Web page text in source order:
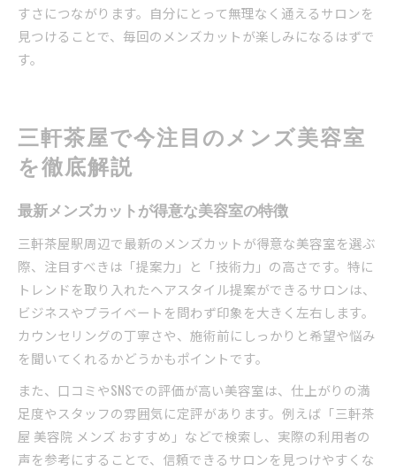
すさにつながります。自分にとって無理なく通えるサロンを
見つけることで、毎回のメンズカットが楽しみになるはずで
す。
三軒茶屋で今注目のメンズ美容室
を徹底解説
最新メンズカットが得意な美容室の特徴
三軒茶屋駅周辺で最新のメンズカットが得意な美容室を選ぶ
際、注目すべきは「提案力」と「技術力」の高さです。特に
トレンドを取り入れたヘアスタイル提案ができるサロンは、
ビジネスやプライベートを問わず印象を大きく左右します。
カウンセリングの丁寧さや、施術前にしっかりと希望や悩み
を聞いてくれるかどうかもポイントです。
また、口コミやSNSでの評価が高い美容室は、仕上がりの満
足度やスタッフの雰囲気に定評があります。例えば「三軒茶
屋 美容院 メンズ おすすめ」などで検索し、実際の利用者の
声を参考にすることで、信頼できるサロンを見つけやすくな